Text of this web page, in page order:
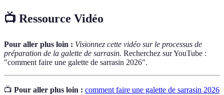
📺 Ressource Vidéo
Pour aller plus loin : Visionnez cette vidéo sur le processus de
préparation de la galette de sarrasin. Recherchez sur YouTube :
"comment faire une galette de sarrasin 2026".
📺 Pour aller plus loin : comment faire une galette de sarrasin 2026